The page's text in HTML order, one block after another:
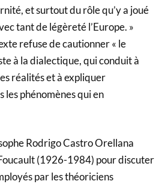
et surtout du rôle qu’y a joué
tant de légèreté l’Europe. »
refuse de cautionner « le
à la dialectique, qui conduit à
réalités et à expliquer
les phénomènes qui en
Rodrigo Castro Orellana
(1926-1984) pour discuter
par les théoriciens